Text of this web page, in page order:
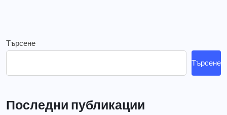
Търсене
Търсене
Последни публикации